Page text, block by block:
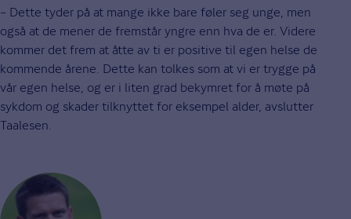
– Dette tyder på at mange ikke bare føler seg unge, men
også at de mener de fremstår yngre enn hva de er. Videre
kommer det frem at åtte av ti er positive til egen helse de
kommende årene. Dette kan tolkes som at vi er trygge på
vår egen helse, og er i liten grad bekymret for å møte på
sykdom og skader tilknyttet for eksempel alder, avslutter
Taalesen.